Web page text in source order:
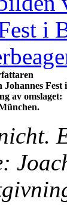
Johannes Fest i
av omslaget: